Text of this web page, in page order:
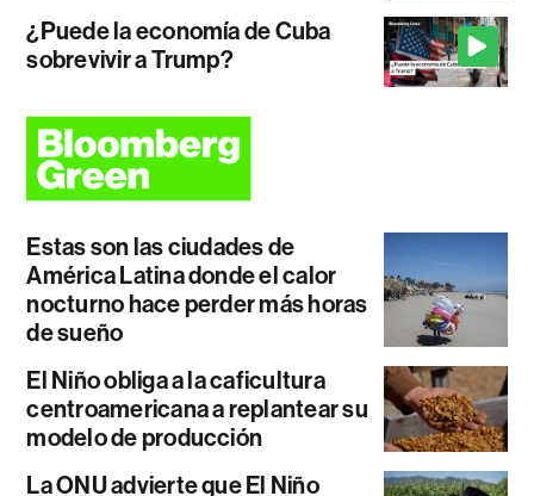
¿Puede la economía de Cuba
sobrevivir a Trump?
Estas son las ciudades de
América Latina donde el calor
nocturno hace perder más horas
de sueño
El Niño obliga a la caficultura
centroamericana a replantear su
modelo de producción
La ONU advierte que El Niño